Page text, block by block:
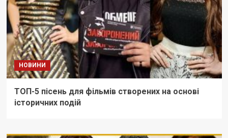
НОВИНИ
ТОП-5 пісень для фільмів створених на основі
історичних подій